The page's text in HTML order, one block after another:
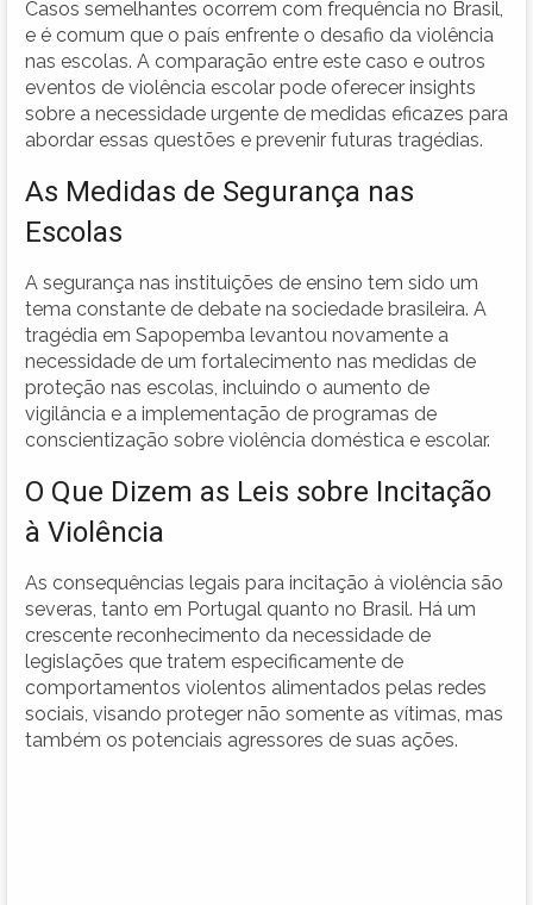
Casos semelhantes ocorrem com frequência no Brasil,
e é comum que o país enfrente o desafio da violência
nas escolas. A comparação entre este caso e outros
eventos de violência escolar pode oferecer insights
sobre a necessidade urgente de medidas eficazes para
abordar essas questões e prevenir futuras tragédias.
As Medidas de Segurança nas
Escolas
A segurança nas instituições de ensino tem sido um
tema constante de debate na sociedade brasileira. A
tragédia em Sapopemba levantou novamente a
necessidade de um fortalecimento nas medidas de
proteção nas escolas, incluindo o aumento de
vigilância e a implementação de programas de
conscientização sobre violência doméstica e escolar.
O Que Dizem as Leis sobre Incitação
à Violência
As consequências legais para incitação à violência são
severas, tanto em Portugal quanto no Brasil. Há um
crescente reconhecimento da necessidade de
legislações que tratem especificamente de
comportamentos violentos alimentados pelas redes
sociais, visando proteger não somente as vítimas, mas
também os potenciais agressores de suas ações.